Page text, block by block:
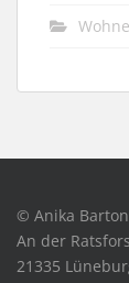
© Anika Barton
An der
21335